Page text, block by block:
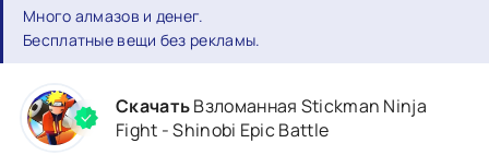
Много алмазов и денег.
Бесплатные вещи без рекламы.
СкачатьВзломанная Stickman Ninja
Fight - Shinobi Epic Battle